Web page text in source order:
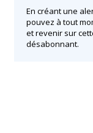
En créant une
pouvez à tout
et revenir sur
désabonnant.